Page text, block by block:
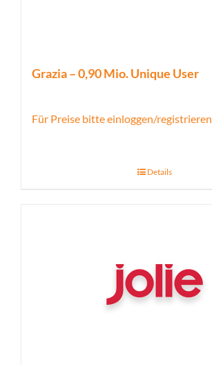
Grazia – 0,90 Mio. Unique User
Für Preise bitte einloggen/registrieren
Details